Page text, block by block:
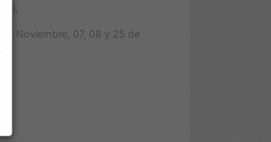
Noviembre, 07, 08 y 25 de